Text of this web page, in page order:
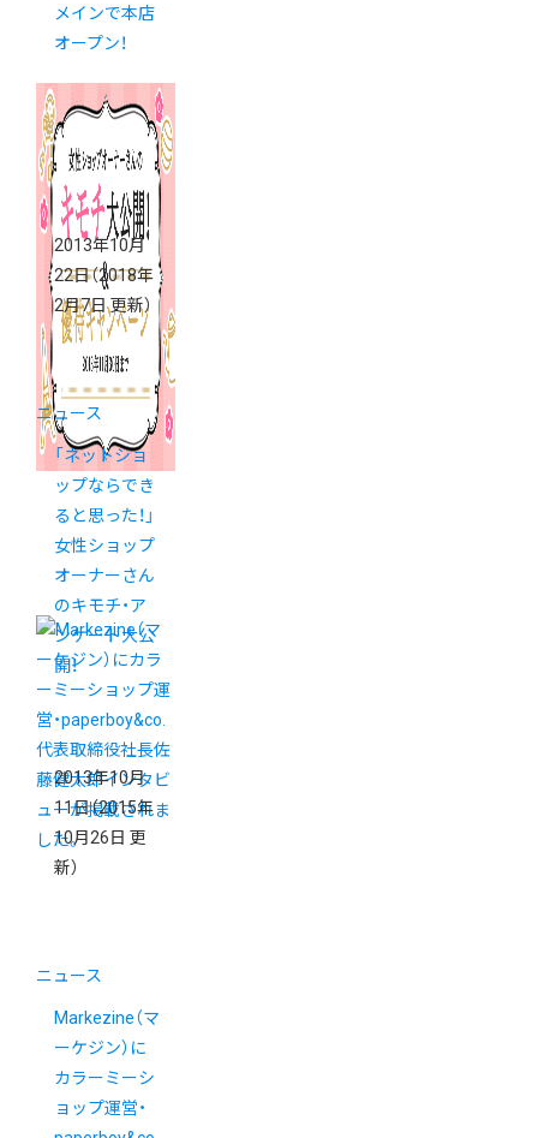
メインで本店
オープン！
2013年10月
22日（2018年
2月7日 更新）
ニュース
「ネットショ
ップならでき
ると思った！」
女性ショップ
オーナーさん
のキモチ・ア
ンケート大公
開！
2013年10月
11日（2015年
10月26日 更
新）
ニュース
Markezine（マ
ーケジン）に
カラーミーシ
ョップ運営・